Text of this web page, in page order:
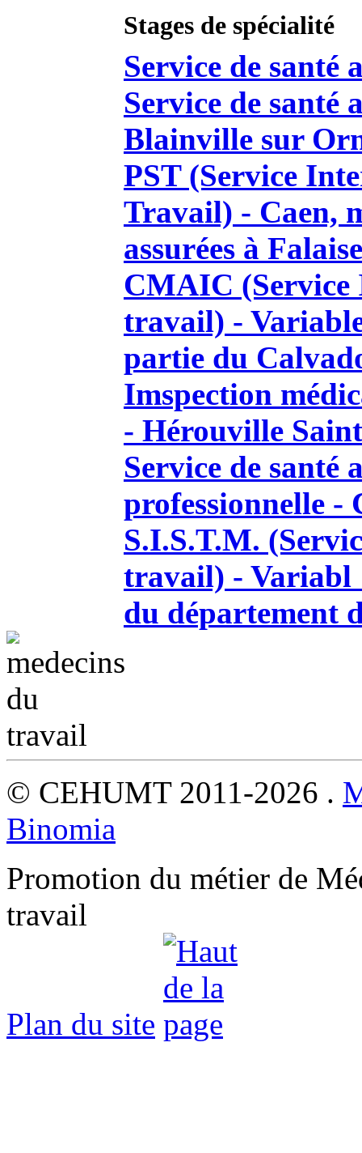
Stages de spécialité
Service de
Service de
Blainville sur
PST (Service
Travail) - Caen,
assurées à
CMAIC (Service
travail) -
partie du
Imspection
- Hérouville
Service de
professionnelle -
S.I.S.T.M.
travail) - Variabl
du département
© CEHUMT 2011-2026 .
Binomia
Promotion du métier de
travail
Plan du site